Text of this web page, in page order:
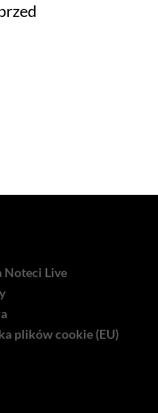
Noteci Live
plików cookie (EU)